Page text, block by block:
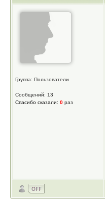
Группа: Пользователи
Сообщений: 13
Спасибо сказали: 0раз